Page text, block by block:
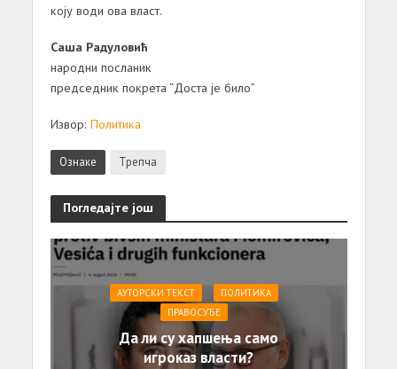
коју води ова власт.
Саша Радуловић
народни посланик
председник покрета “Доста је било”
Извор: Политика
Ознаке Трепча
Погледајте још
АУТОРСКИ ТЕКСТ
ПОЛИТИКА
ПРАВОСУЂЕ
Да ли су хапшења само
игроказ власти?